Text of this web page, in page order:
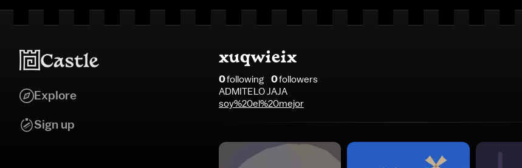
Explore
Sign up
xuqwieix
0following 0followers
ADMITELO JAJA
soy%20el%20mejor